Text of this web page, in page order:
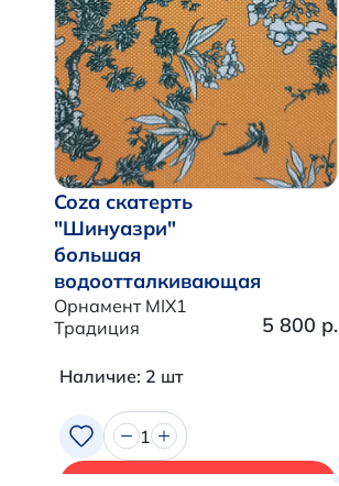
Coza скатерть
"Шинуазри"
большая
водоотталкивающая
Орнамент MIX1
Традиция
5 800 р.
Наличие: 2 шт
1